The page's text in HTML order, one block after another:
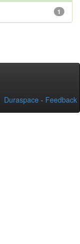
1
Duraspace - Feedback